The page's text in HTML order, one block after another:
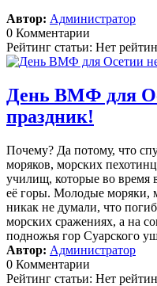
Автор: Администратор
0 Комментарии
Рейтинг статьи: Нет
День ВМФ для
праздник!
Почему? Да потому, что
моряков, морских
училищ, которые во время
её горы. Молодые моряки,
никак не думали, что
морских сражениях, а на
подножья гор Суарского
Автор: Администратор
0 Комментарии
Рейтинг статьи: Нет